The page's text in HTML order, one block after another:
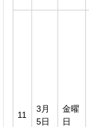
11
3月
5日
金曜
日